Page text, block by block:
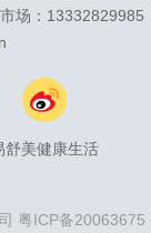
场：13332829985
舒美健康生活
粤ICP备20063675